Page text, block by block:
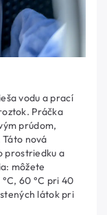
vodu a prací
Práčka
prúdom,
nová
prostriedku a
môžete
60 °C pri 40
látok pri